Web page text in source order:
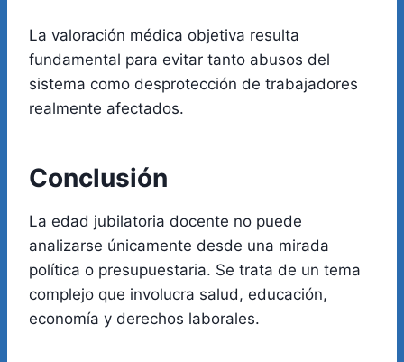
La valoración médica objetiva resulta
fundamental para evitar tanto abusos del
sistema como desprotección de trabajadores
realmente afectados.
Conclusión
La edad jubilatoria docente no puede
analizarse únicamente desde una mirada
política o presupuestaria. Se trata de un tema
complejo que involucra salud, educación,
economía y derechos laborales.